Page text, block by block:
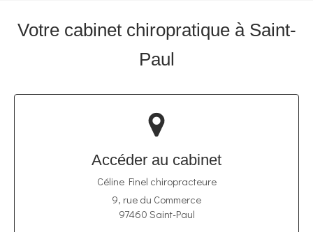
Votre cabinet chiropratique à Saint-
Paul
Accéder au cabinet
Céline Finel chiropracteure
9, rue du Commerce
97460 Saint-Paul